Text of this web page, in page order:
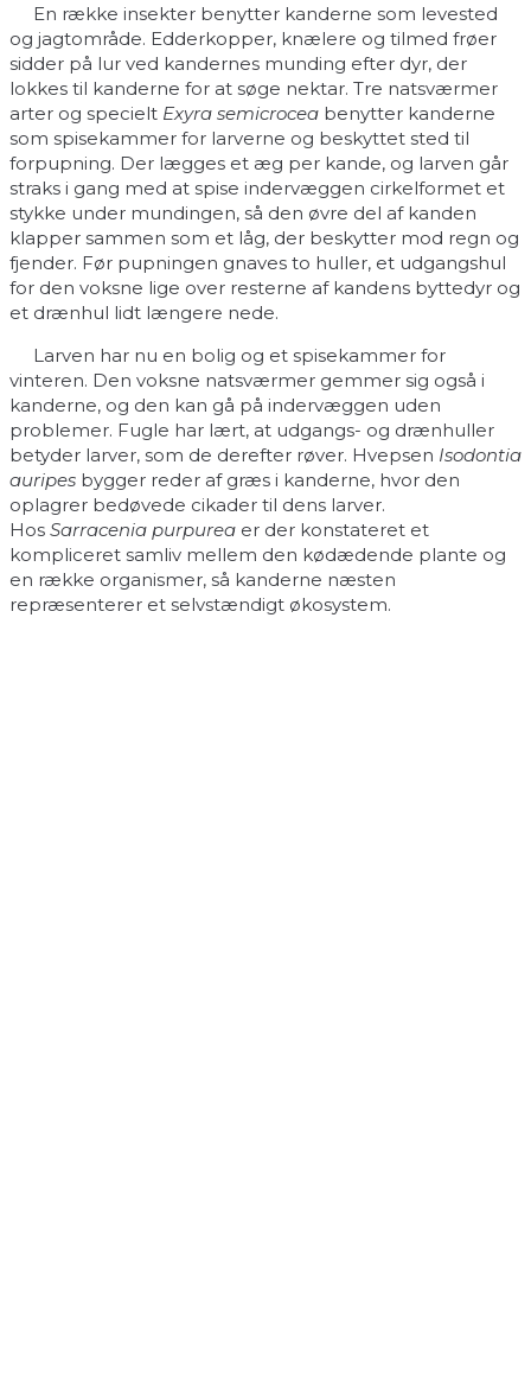
En række insekter benytter kanderne som levested
og jagtområde. Edderkopper, knælere og tilmed frøer
sidder på lur ved kandernes munding efter dyr, der
lokkes til kanderne for at søge nektar. Tre natsværmer
arter og specielt Exyra semicrocea benytter kanderne
som spisekammer for larverne og beskyttet sted til
forpupning. Der lægges et æg per kande, og larven går
straks i gang med at spise indervæggen cirkelformet et
stykke under mundingen, så den øvre del af kanden
klapper sammen som et låg, der beskytter mod regn og
fjender. Før pupningen gnaves to huller, et udgangshul
for den voksne lige over resterne af kandens byttedyr og
et drænhul lidt længere nede.
Larven har nu en bolig og et spisekammer for
vinteren. Den voksne natsværmer gemmer sig også i
kanderne, og den kan gå på indervæggen uden
problemer. Fugle har lært, at udgangs- og drænhuller
betyder larver, som de derefter røver. Hvepsen Isodontia
auripes bygger reder af græs i kanderne, hvor den
oplagrer bedøvede cikader til dens larver.
Hos Sarracenia purpurea er der konstateret et
kompliceret samliv mellem den kødædende plante og
en række organismer, så kanderne næsten
repræsenterer et selvstændigt økosystem.